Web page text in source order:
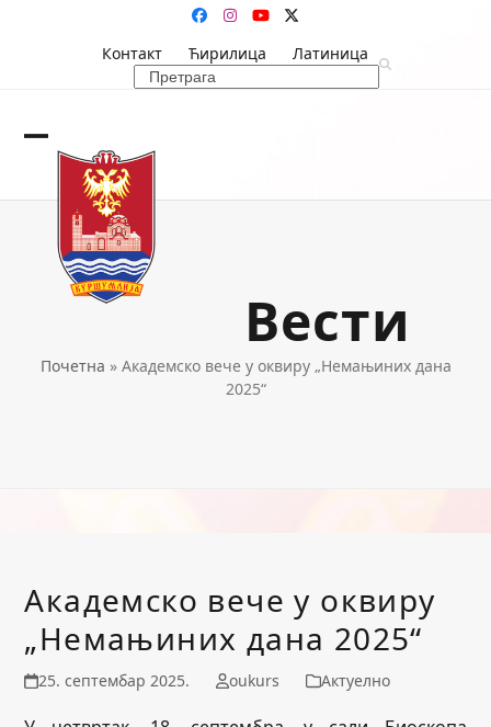
Facebook
Instagram
YouTubeTwitter
Контакт
Ћирилица
Латиница
Search
Open
mobile
menu
Close
mobile
menu
Вести
Почетна » Академско вече у оквиру „Немањиних дана
2025“
Академско вече у оквиру
„Немањиних дана 2025“
25. септембар 2025. oukurs Актуелно